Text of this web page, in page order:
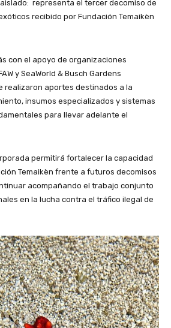
representa el tercer decomiso de
recibido por Fundación Temaikèn
con el apoyo de organizaciones
y SeaWorld & Busch Gardens
realizaron aportes destinados a la
insumos especializados y sistemas
para llevar adelante el
permitirá fortalecer la capacidad
Temaikèn frente a futuros decomisos
acompañando el trabajo conjunto
en la lucha contra el tráfico ilegal de